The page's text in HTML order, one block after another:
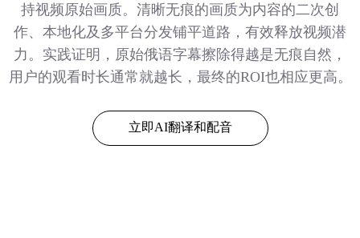
持视频原始画质。清晰无痕的画质为内容的二次创
作、本地化及多平台分发铺平道路，有效释放视频潜
力。实践证明，原始俄语字幕擦除得越是无痕自然，
用户的观看时长通常就越长，最终的ROI也相应更高。
立即AI翻译和配音